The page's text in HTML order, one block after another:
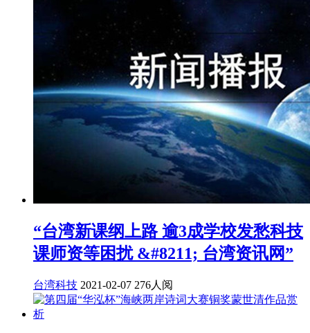
“台湾新课纲上路 逾3成学校发愁科技
课师资等困扰 &#8211; 台湾资讯网”
台湾科技 2021-02-07 276人阅